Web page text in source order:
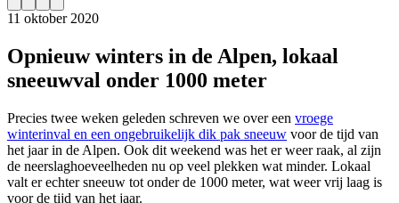
11 oktober 2020
Opnieuw winters in de Alpen, lokaal
sneeuwval onder 1000 meter
Precies twee weken geleden schreven we over een vroege
winterinval en een ongebruikelijk dik pak sneeuw voor de tijd van
het jaar in de Alpen. Ook dit weekend was het er weer raak, al zijn
de neerslaghoeveelheden nu op veel plekken wat minder. Lokaal
valt er echter sneeuw tot onder de 1000 meter, wat weer vrij laag is
voor de tijd van het jaar.